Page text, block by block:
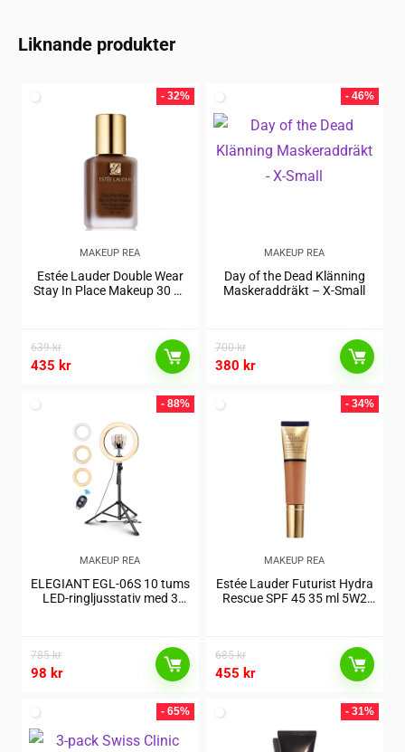
Liknande produkter
- 32%
MAKEUP REA
Estée Lauder Double Wear
Stay In Place Makeup 30 ml
639kr
435 kr
- 46%
MAKEUP REA
Day of the Dead Klänning
Maskeraddräkt – X-Small
700kr
380 kr
- 88%
MAKEUP REA
ELEGIANT EGL-06S 10 tums
LED-ringljusstativ med 3
785kr
98 kr
- 34%
MAKEUP REA
Estée Lauder Futurist Hydra
Rescue SPF 45 35 ml 5W2
685kr
455 kr
- 65% - 31%